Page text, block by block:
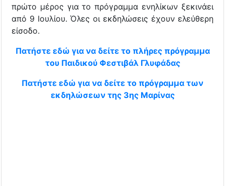
πρώτο μέρος για το πρόγραμμα ενηλίκων ξεκινάει
από 9 Ιουλίου. Όλες οι εκδηλώσεις έχουν ελεύθερη
είσοδο.
Πατήστε εδώ για να δείτε το πλήρες πρόγραμμα
του Παιδικού Φεστιβάλ Γλυφάδας
Πατήστε εδώ για να δείτε το πρόγραμμα των
εκδηλώσεων της 3ης Μαρίνας